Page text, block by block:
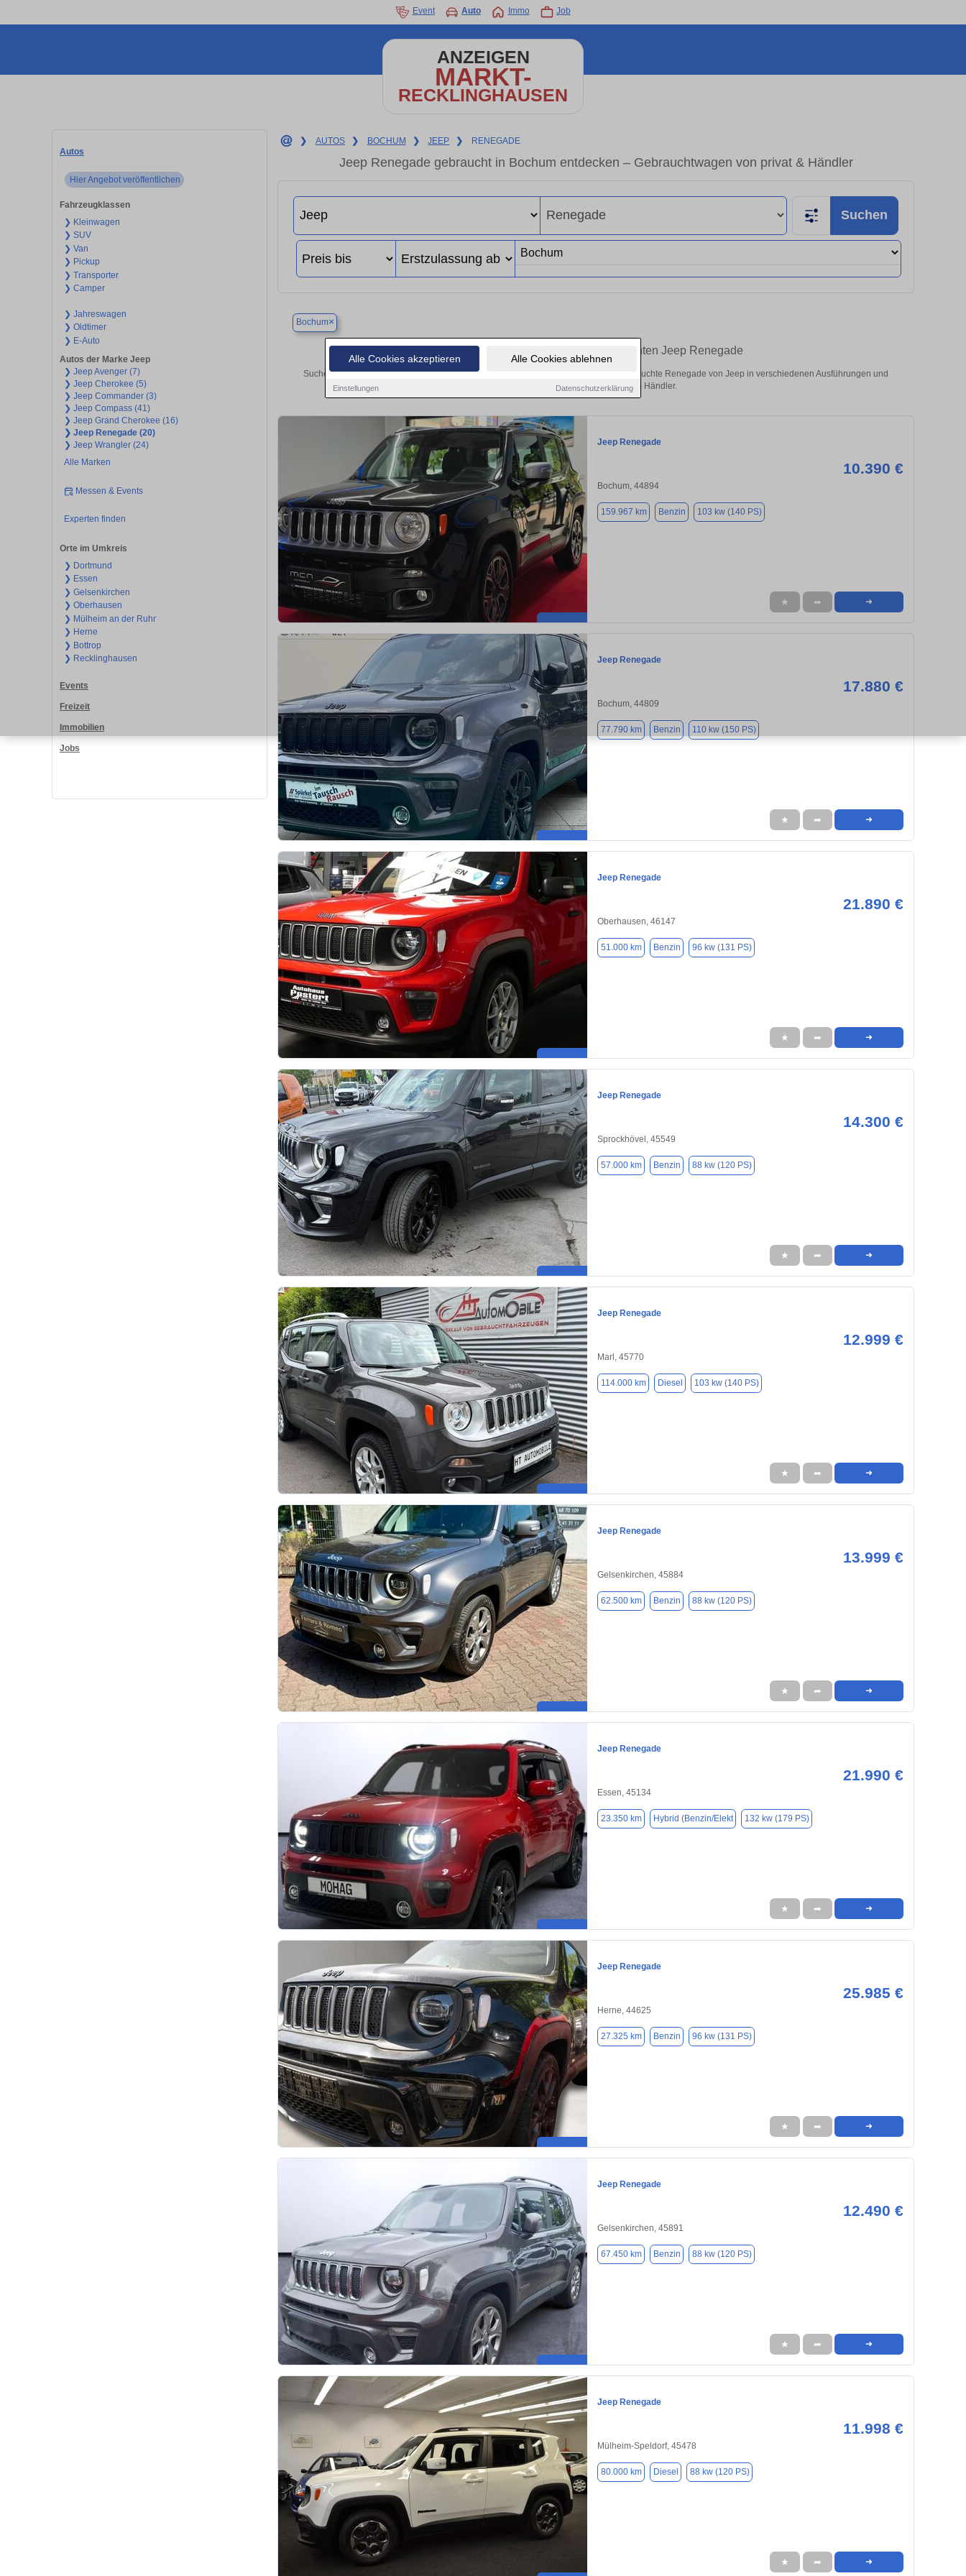
Alle Cookies akzeptieren Alle Cookies ablehnen
Einstellungen Datenschutzerklärung
Event Auto Immo Job
ANZEIGEN
MARKT-
RECKLINGHAUSEN
Autos
Hier Angebot veröffentlichen
Fahrzeugklassen
❯ Kleinwagen
❯ SUV
❯ Van
❯ Pickup
❯ Transporter
❯ Camper
❯ Jahreswagen
❯ Oldtimer
❯ E-Auto
Autos der Marke Jeep
❯ Jeep Avenger (7)
❯ Jeep Cherokee (5)
❯ Jeep Commander (3)
❯ Jeep Compass (41)
❯ Jeep Grand Cherokee (16)
❯ Jeep Renegade (20)
❯ Jeep Wrangler (24)
Alle Marken
Messen & Events
Experten finden
Orte im Umkreis
❯ Dortmund
❯ Essen
❯ Gelsenkirchen
❯ Oberhausen
❯ Mülheim an der Ruhr
❯ Herne
❯ Bottrop
❯ Recklinghausen
Events
Freizeit
Immobilien
Jobs
❯ AUTOS ❯ BOCHUM ❯ JEEP ❯ RENEGADE
Jeep Renegade gebraucht in Bochum entdecken – Gebrauchtwagen von privat & Händler
Suchen
Bochum×
Finden Sie in Bochum Ihren gebrauchten Jeep Renegade
Suchen Sie in Bochum einen Jeep Renegade Gebrauchtwagen? Entdecken Sie gebrauchte Renegade von Jeep in verschiedenen Ausführungen und
Preisklassen von privat und vom Händler.
Jeep Renegade
10.390 €
Bochum, 44894
159.967 km Benzin 103 kw (140 PS)
★ ➦ ➜
Jeep Renegade
17.880 €
Bochum, 44809
77.790 km Benzin 110 kw (150 PS)
★ ➦ ➜
Jeep Renegade
21.890 €
Oberhausen, 46147
51.000 km Benzin 96 kw (131 PS)
★ ➦ ➜
Jeep Renegade
14.300 €
Sprockhövel, 45549
57.000 km Benzin 88 kw (120 PS)
★ ➦ ➜
Jeep Renegade
12.999 €
Marl, 45770
114.000 km Diesel 103 kw (140 PS)
★ ➦ ➜
Jeep Renegade
13.999 €
Gelsenkirchen, 45884
62.500 km Benzin 88 kw (120 PS)
★ ➦ ➜
Jeep Renegade
21.990 €
Essen, 45134
23.350 km Hybrid (Benzin/Elekt 132 kw (179 PS)
★ ➦ ➜
Jeep Renegade
25.985 €
Herne, 44625
27.325 km Benzin 96 kw (131 PS)
★ ➦ ➜
Jeep Renegade
12.490 €
Gelsenkirchen, 45891
67.450 km Benzin 88 kw (120 PS)
★ ➦ ➜
Jeep Renegade
11.998 €
Mülheim-Speldorf, 45478
80.000 km Diesel 88 kw (120 PS)
★ ➦ ➜